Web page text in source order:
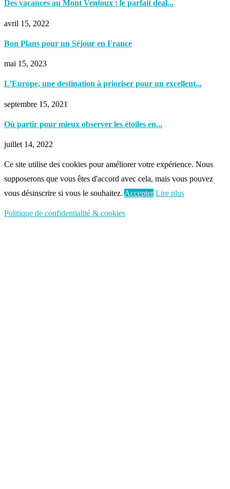
Des vacances au Mont Ventoux : le parfait deal...
avril 15, 2022
Bon Plans pour un Séjour en France
mai 15, 2023
L’Europe, une destination à prioriser pour un excellent...
septembre 15, 2021
Où partir pour mieux observer les étoiles en...
juillet 14, 2022
Ce site utilise des cookies pour améliorer votre expérience. Nous
supposerons que vous êtes d'accord avec cela, mais vous pouvez
vous désinscrire si vous le souhaitez. Accepter Lire plus
Politique de confidentialité & cookies